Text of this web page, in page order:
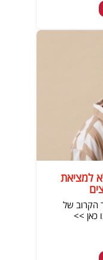
למציאת
הקרוב של
כאן >>